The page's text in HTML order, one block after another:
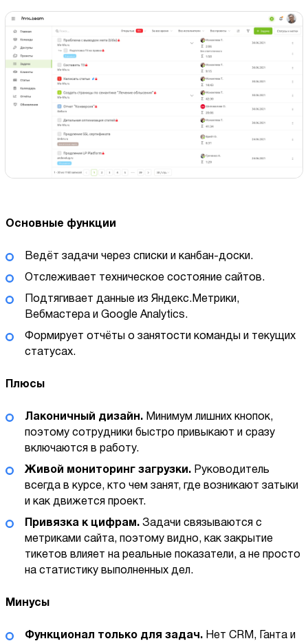
Основные функции
Ведёт задачи через списки и канбан-доски.
Отслеживает техническое состояние сайтов.
Подтягивает данные из Яндекс.Метрики,
Вебмастера и Google Analytics.
Формирует отчёты о занятости команды и текущих
статусах.
Плюсы
Лаконичный дизайн. Минимум лишних кнопок,
поэтому сотрудники быстро привыкают и сразу
включаются в работу.
Живой мониторинг загрузки. Руководитель
всегда в курсе, кто чем занят, где возникают затыки
и как движется проект.
Привязка к цифрам. Задачи связываются с
метриками сайта, поэтому видно, как закрытие
тикетов влияет на реальные показатели, а не просто
на статистику выполненных дел.
Минусы
Функционал только для задач. Нет CRM, Ганта и